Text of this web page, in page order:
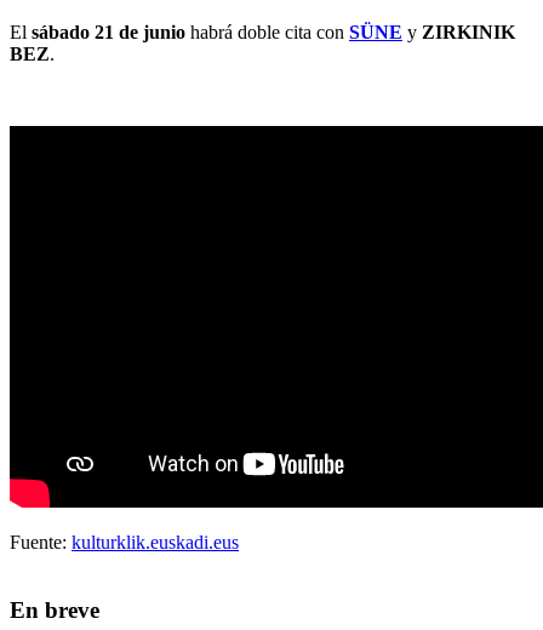
El sábado 21 de junio habrá doble cita con SÜNE y ZIRKINIK
BEZ.
Fuente: kulturklik.euskadi.eus
En breve